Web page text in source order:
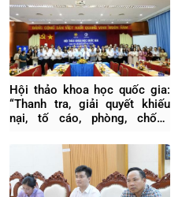
Hội thảo khoa học quốc gia:
“Thanh tra, giải quyết khiếu
nại, tố cáo, phòng, chống
trong kỷ nguyên mới”